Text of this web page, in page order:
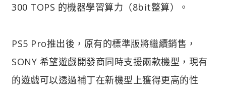
300 TOPS 的機器學習算力（8bit整算）。
PS5 Pro推出後，原有的標準版將繼續銷售，
SONY 希望遊戲開發商同時支援兩款機型，現有
的遊戲可以透過補丁在新機型上獲得更高的性